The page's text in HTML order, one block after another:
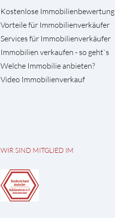
Kostenlose Immobilienbewertung
Vorteile für Immobilienverkäufer
Services für Immobilienverkäufer
Immobilien verkaufen - so geht`s
Welche Immobilie anbieten?
Video Immobilienverkauf
WIR SIND MITGLIED IM